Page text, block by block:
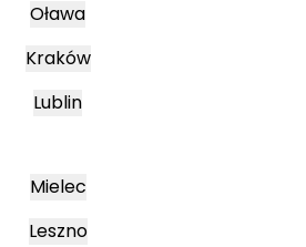
Oława
Kraków
Lublin
Mielec
Leszno